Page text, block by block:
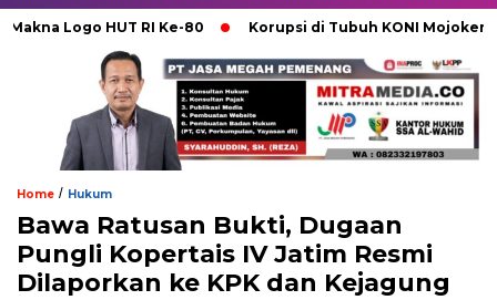
Logo HUT RI Ke-80 Korupsi di Tubuh KONI Mojokerto
Home / Hukum
Bawa Ratusan Bukti, Dugaan
Pungli Kopertais IV Jatim Resmi
Dilaporkan ke KPK dan Kejagung